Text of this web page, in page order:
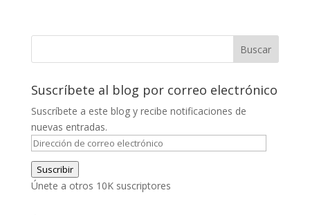
Suscríbete al blog por correo electrónico
Suscríbete a este blog y recibe notificaciones de
nuevas entradas.
Dirección
de
correo
electrónico
Suscribir
Únete a otros 10K suscriptores